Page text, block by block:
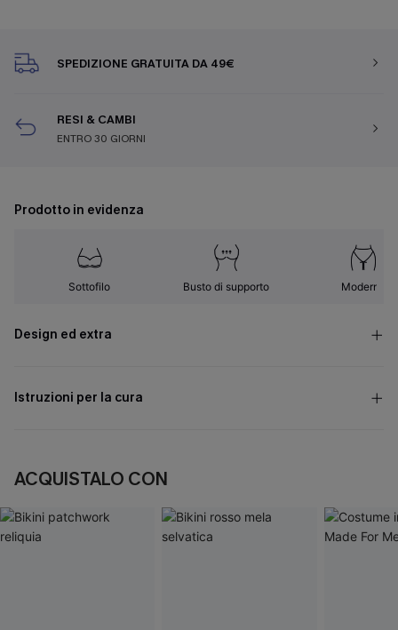
SPEDIZIONE GRATUITA DA 49€
RESI & CAMBI
ENTRO 30 GIORNI
Prodotto in evidenza
Sottofilo Busto di supporto Moderno
Design ed extra
Istruzioni per la cura
ACQUISTALO CON